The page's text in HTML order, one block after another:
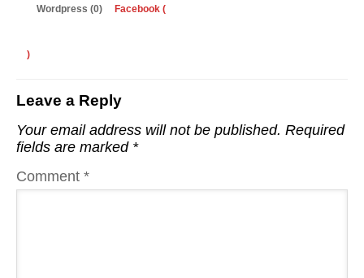
Wordpress (0) Facebook (
)
Leave a Reply
Your email address will not be published. Required
fields are marked *
Comment *